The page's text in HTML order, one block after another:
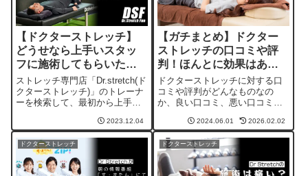
【ドクターストレッチ】
どうせなら上手いスタッ
フに施術してもらいたい
から検索してみた
ストレッチ専門店「Dr.stretch(ド
クターストレッチ)」のトレーナ
ーを検索して、最初から上手な
もらう予約方法を調べたので、
ご紹介しています。
2023.12.04
【ガチまとめ】ドクター
ストレッチの口コミや評
判！ほんとに効果はある
のか？
ドクターストレッチに対する口
コミや評判がどんなものなの
か、良い口コミ、悪い口コミ合
いる記事です。その他、特徴や
効果、予約方法なども合わせて
紹介！
2024.06.01 2026.02.02
ドクターストレッチ ドクターストレッチ